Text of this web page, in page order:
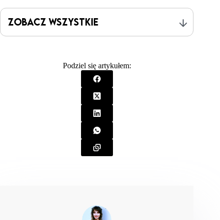
Zobacz wszystkie
Their Significance in Coconut Oil. Journal of the
American Oil Chemists’ Society, 92(1), 1–15.
Freitas, S.P., Hartman, L., & Couri, S. (2008).
Crystallization kinetics of coconut oil based on Avrami
model. Food Research International, 41(10), 1003-
Marina, A.M., Che Man, Y.B., & Amin, I. (2009).
Melting, crystallization and storage stability of virgin
coconut oil and its blends by differential scanning
calorimetry (DSC) and Fourier transform infrared
spectroscopy (FTIR). Food Chemistry, 114(4), 1447-
Alvarado, E., Charó-Alonso, M., Alonzo-Macias, M.,
Podziel się artykułem: